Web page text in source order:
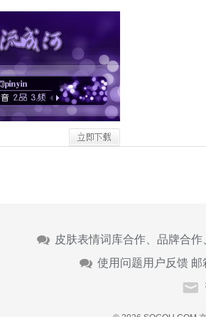
皮肤表情词库合作、品牌合
使用问题用户反馈 邮